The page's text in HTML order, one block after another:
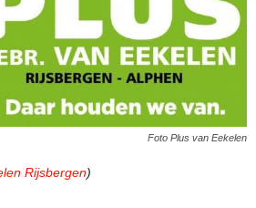
Foto Plus van Eekelen
Rijsbergen)